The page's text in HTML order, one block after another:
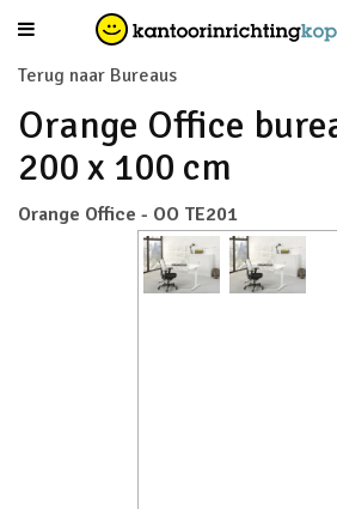
Terug naar Bureaus
Orange Office
200 x 100 cm
Orange Office - OO TE201